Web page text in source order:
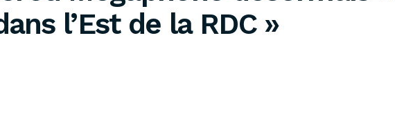
l’Est de la RDC »